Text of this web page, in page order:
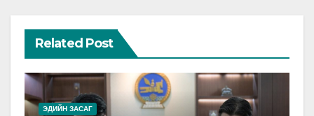
Related Post
ЭДИЙН ЗАСАГ